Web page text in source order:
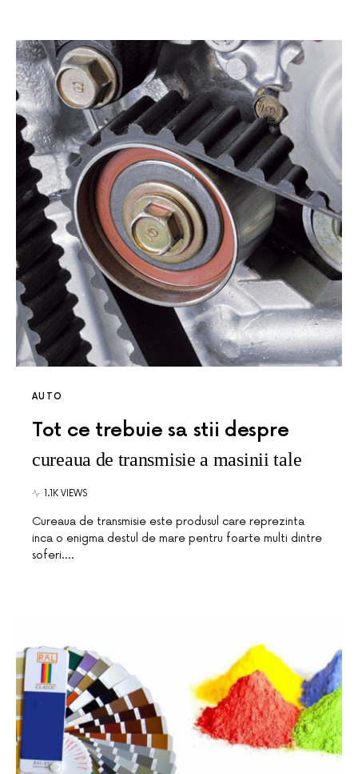
AUTO
Tot ce trebuie sa stii despre
cureaua de transmisie a masinii tale
1.1K VIEWS
Cureaua de transmisie este produsul care reprezinta
inca o enigma destul de mare pentru foarte multi dintre
soferi.…